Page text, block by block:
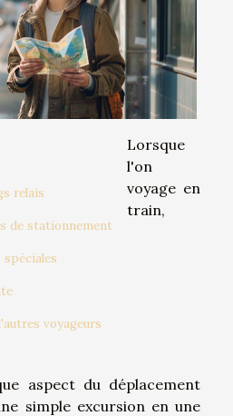
relais
de stationnement
voyageurs
Lorsque
l'on
voyage en
train,
aspect du déplacement
simple excursion en une